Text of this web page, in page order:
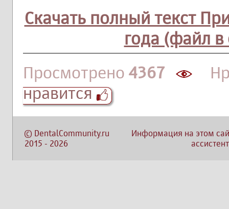
Скачать полный текст
года (файл
Просмотрено 4367
нравится
© DentalCommunity.ru
2015 - 2026
Информация на этом